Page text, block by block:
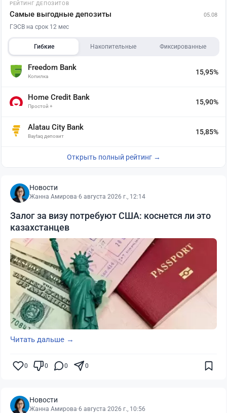
РЕЙТИНГ ДЕПОЗИТОВ
Самые выгодные депозиты 05.08
ГЭСВ на срок 12 мес
Гибкие Накопительные Фиксированные
Freedom Bank
Копилка
15,95%
Home Credit Bank
Простой +
15,90%
Alatau City Bank
Baytaq депозит
15,85%
Открыть полный рейтинг →
Новости
Жанна Амирова·6 августа 2026 г., 12:14
Залог за визу потребуют США: коснется ли это
казахстанцев
Читать дальше →
0 0 0 0
Новости
Жанна Амирова·6 августа 2026 г., 10:56